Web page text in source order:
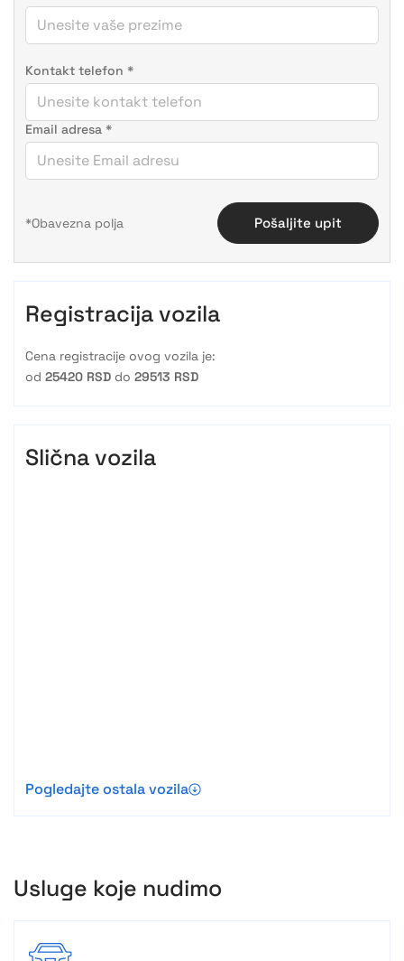
Kontakt telefon *
Email adresa *
Pošaljite upit
Registracija vozila
Cena registracije ovog vozila je:
od 25420 RSD do 29513 RSD
Slična vozila
Pogledajte ostala vozila
Usluge koje nudimo